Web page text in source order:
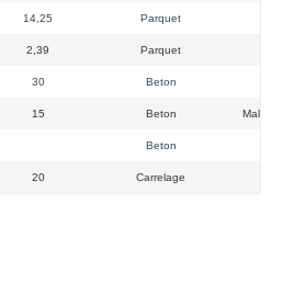
14,25 Parquet
2,39 Parquet
30 Beton
15 Beton Mal-Sl-
Beton
20 Carrelage